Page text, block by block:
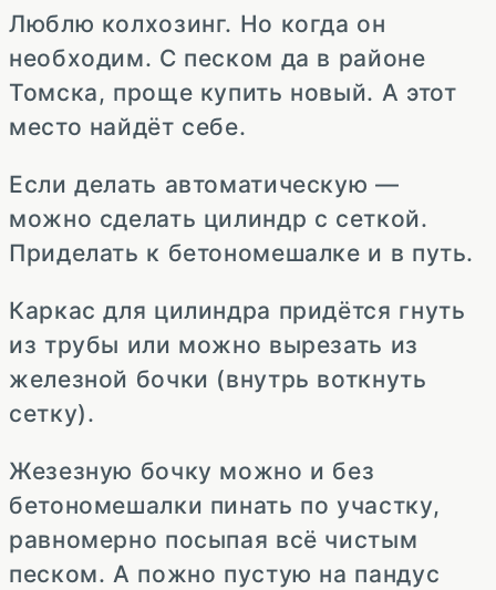
Люблю колхозинг. Но когда он
необходим. С песком да в районе
Томска, проще купить новый. А этот
место найдёт себе.
Если делать автоматическую —
можно сделать цилиндр с сеткой.
Приделать к бетономешалке и в путь.
Каркас для цилиндра придётся гнуть
из трубы или можно вырезать из
железной бочки (внутрь воткнуть
сетку).
Жезезную бочку можно и без
бетономешалки пинать по участку,
равномерно посыпая всё чистым
песком. А пожно пустую на пандус